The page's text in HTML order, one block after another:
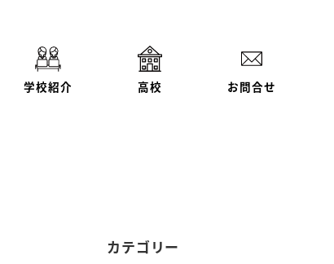
学校紹介 高校 お問合せ
カテゴリー